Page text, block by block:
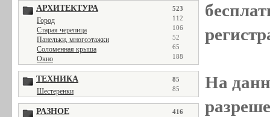
АРХИТЕКТУРА 523
Город 112
Старая черепица 106
Панельки, многоэтажки 52
Соломенная крыша 65
Окно 188
ТЕХНИКА 85
Шестеренки 85
РАЗНОЕ 416
На